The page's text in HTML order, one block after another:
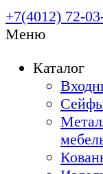
+7(4012) 72-
Меню
Каталог